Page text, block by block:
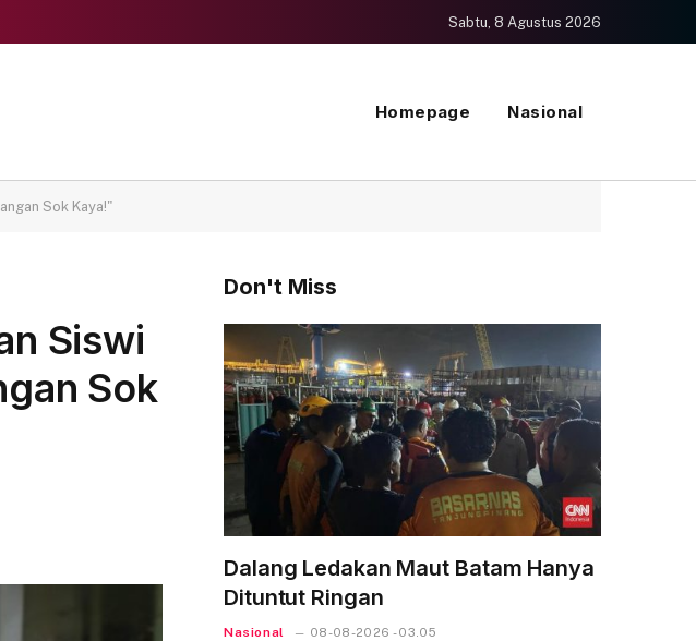
Sabtu, 8 Agustus 2026
Homepage Nasional
Sok Kaya!"
Siswi
Sok
Don't Miss
Dalang Ledakan Maut Batam Hanya
Dituntut Ringan
Nasional 08-08-2026 - 03.05